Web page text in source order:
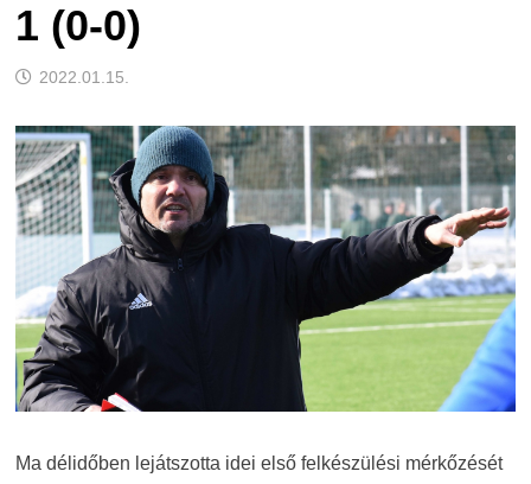
1 (0-0)
2022.01.15.
Ma délidőben lejátszotta idei első felkészülési mérkőzését